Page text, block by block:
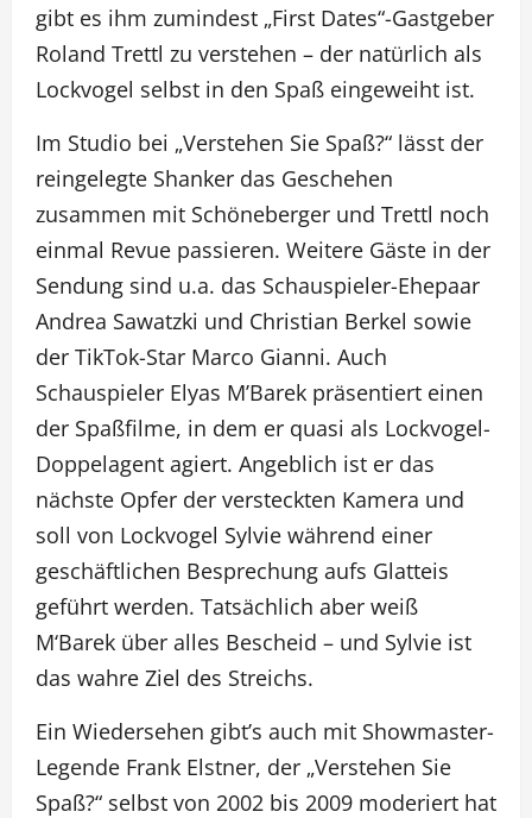
gibt es ihm zumindest „First Dates“-Gastgeber
Roland Trettl zu verstehen – der natürlich als
Lockvogel selbst in den Spaß eingeweiht ist.
Im Studio bei „Verstehen Sie Spaß?“ lässt der
reingelegte Shanker das Geschehen
zusammen mit Schöneberger und Trettl noch
einmal Revue passieren. Weitere Gäste in der
Sendung sind u.a. das Schauspieler-Ehepaar
Andrea Sawatzki und Christian Berkel sowie
der TikTok-Star Marco Gianni. Auch
Schauspieler Elyas M’Barek präsentiert einen
der Spaßfilme, in dem er quasi als Lockvogel-
Doppelagent agiert. Angeblich ist er das
nächste Opfer der versteckten Kamera und
soll von Lockvogel Sylvie während einer
geschäftlichen Besprechung aufs Glatteis
geführt werden. Tatsächlich aber weiß
M‘Barek über alles Bescheid – und Sylvie ist
das wahre Ziel des Streichs.
Ein Wiedersehen gibt’s auch mit Showmaster-
Legende Frank Elstner, der „Verstehen Sie
Spaß?“ selbst von 2002 bis 2009 moderiert hat